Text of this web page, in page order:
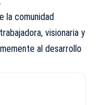
la comunidad
visionaria y
al desarrollo